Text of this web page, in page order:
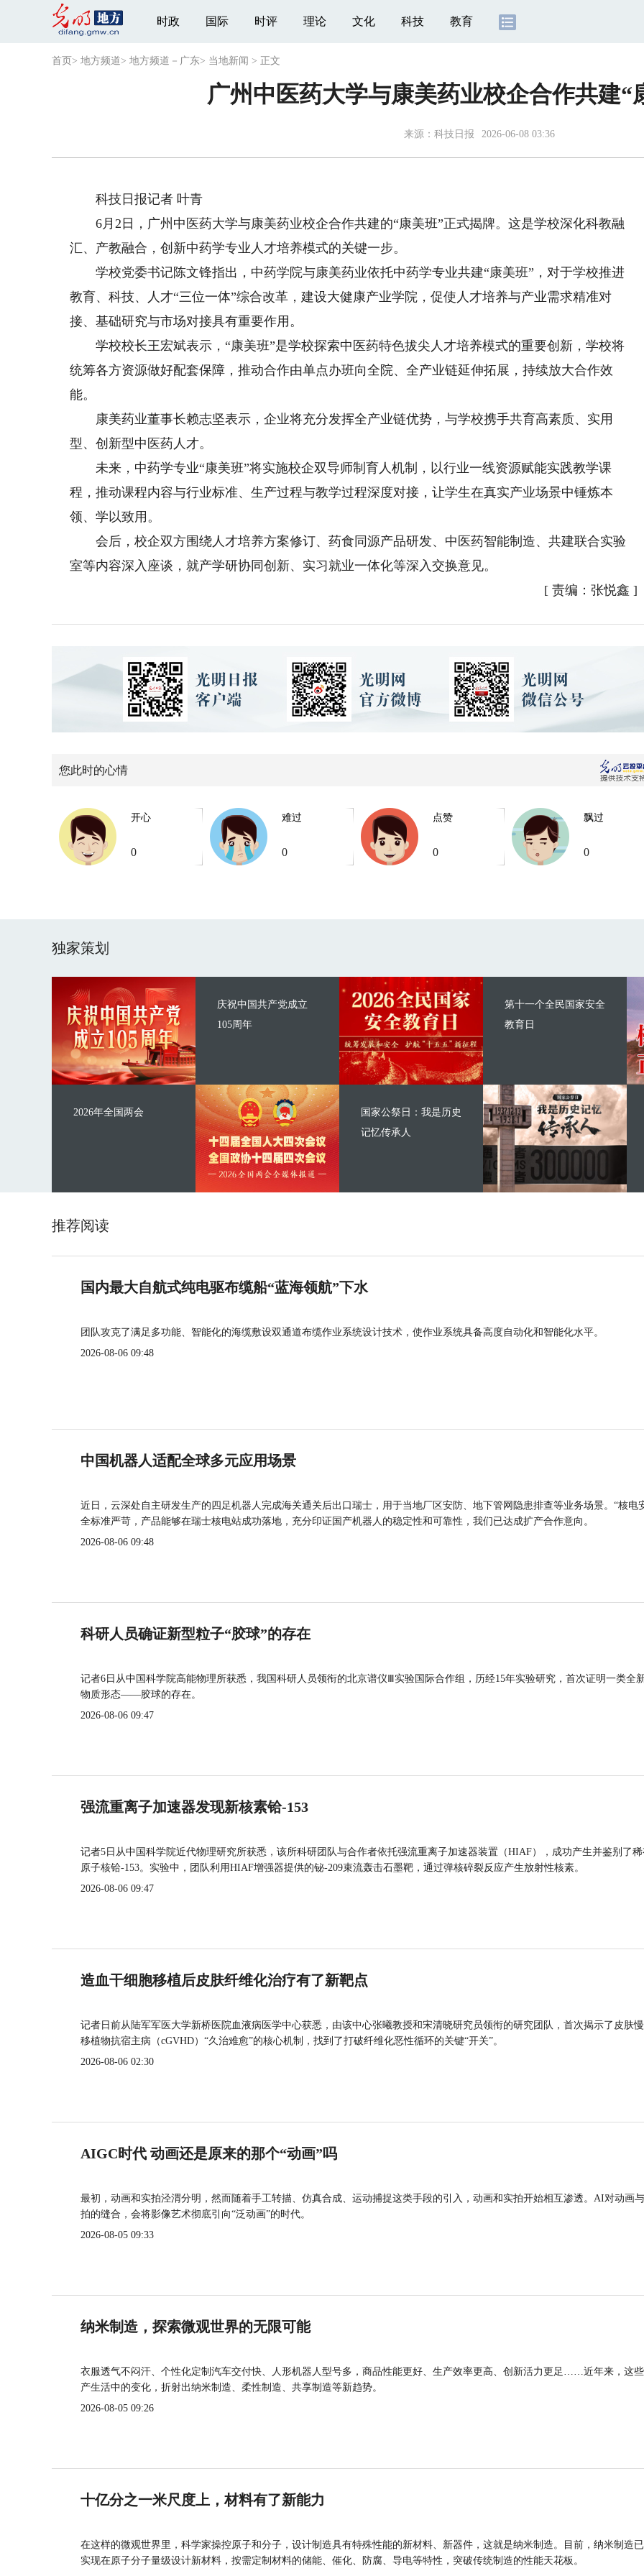
时政 国际 时评 理论 文化 科技 教育
首页 > 地方频道> 地方频道－广东> 当地新闻 > 正文
广州中医药大学与康美药业校企合作共建“
来源： 科技日报 2026-06-08 03:36
科技日报记者 叶青
6月2日，广州中医药大学与康美药业校企合作共建的“康美班”正式揭牌。这是学校深化科教融
汇、产教融合，创新中药学专业人才培养模式的关键一步。
学校党委书记陈文锋指出，中药学院与康美药业依托中药学专业共建“康美班”，对于学校推进
教育、科技、人才“三位一体”综合改革，建设大健康产业学院，促使人才培养与产业需求精准对
接、基础研究与市场对接具有重要作用。
学校校长王宏斌表示，“康美班”是学校探索中医药特色拔尖人才培养模式的重要创新，学校将
统筹各方资源做好配套保障，推动合作由单点办班向全院、全产业链延伸拓展，持续放大合作效
能。
康美药业董事长赖志坚表示，企业将充分发挥全产业链优势，与学校携手共育高素质、实用
型、创新型中医药人才。
未来，中药学专业“康美班”将实施校企双导师制育人机制，以行业一线资源赋能实践教学课
程，推动课程内容与行业标准、生产过程与教学过程深度对接，让学生在真实产业场景中锤炼本
领、学以致用。
会后，校企双方围绕人才培养方案修订、药食同源产品研发、中医药智能制造、共建联合实验
室等内容深入座谈，就产学研协同创新、实习就业一体化等深入交换意见。
[ 责编：张悦鑫 ]
您此时的心情
开心
0
难过
0
点赞
0
飘过
0
独家策划
庆祝中国共产党成立
105周年
2026年全国两会
第十一个全民国家安全
教育日
国家公祭日：我是历史
记忆传承人
推荐阅读
国内最大自航式纯电驱布缆船“蓝海领航”下水
团队攻克了满足多功能、智能化的海缆敷设双通道布缆作业系统设计技术，使作业系统具备高度自动化和智能化水平。
2026-08-06 09:48
中国机器人适配全球多元应用场景
近日，云深处自主研发生产的四足机器人完成海关通关后出口瑞士，用于当地厂区安防、地下管网隐患排查等业务场景。“核电
全标准严苛，产品能够在瑞士核电站成功落地，充分印证国产机器人的稳定性和可靠性，我们已达成扩产合作意向。
2026-08-06 09:48
科研人员确证新型粒子“胶球”的存在
记者6日从中国科学院高能物理所获悉，我国科研人员领衔的北京谱仪Ⅲ实验国际合作组，历经15年实验研究，首次证明一类全
物质形态——胶球的存在。
2026-08-06 09:47
强流重离子加速器发现新核素铪-153
记者5日从中国科学院近代物理研究所获悉，该所科研团队与合作者依托强流重离子加速器装置（HIAF），成功产生并鉴别了
原子核铪-153。实验中，团队利用HIAF增强器提供的铋-209束流轰击石墨靶，通过弹核碎裂反应产生放射性核素。
2026-08-06 09:47
造血干细胞移植后皮肤纤维化治疗有了新靶点
记者日前从陆军军医大学新桥医院血液病医学中心获悉，由该中心张曦教授和宋清晓研究员领衔的研究团队，首次揭示了皮肤
移植物抗宿主病（cGVHD）“久治难愈”的核心机制，找到了打破纤维化恶性循环的关键“开关”。
2026-08-06 02:30
AIGC时代 动画还是原来的那个“动画”吗
最初，动画和实拍泾渭分明，然而随着手工转描、仿真合成、运动捕捉这类手段的引入，动画和实拍开始相互渗透。AI对动画
拍的缝合，会将影像艺术彻底引向“泛动画”的时代。
2026-08-05 09:33
纳米制造，探索微观世界的无限可能
衣服透气不闷汗、个性化定制汽车交付快、人形机器人型号多，商品性能更好、生产效率更高、创新活力更足……近年来，这
产生活中的变化，折射出纳米制造、柔性制造、共享制造等新趋势。
2026-08-05 09:26
十亿分之一米尺度上，材料有了新能力
在这样的微观世界里，科学家操控原子和分子，设计制造具有特殊性能的新材料、新器件，这就是纳米制造。目前，纳米制造
实现在原子分子量级设计新材料，按需定制材料的储能、催化、防腐、导电等特性，突破传统制造的性能天花板。